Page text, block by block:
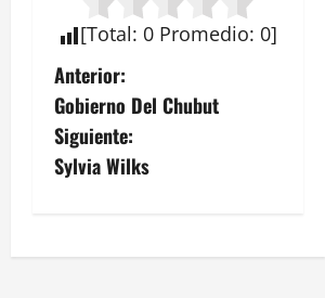
[Total: 0 Promedio: 0]
N
a
v
g
Anterior:
Gobierno Del Chubut
Siguiente:
Sylvia Wilks